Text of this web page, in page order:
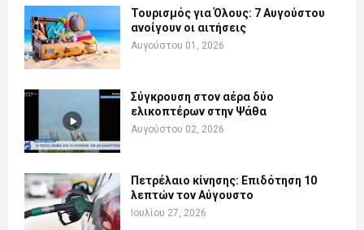
Τουρισμός για Όλους: 7 Αυγούστου
ανοίγουν οι αιτήσεις
Αυγούστου 01, 2026
Σύγκρουση στον αέρα δύο
ελικοπτέρων στην Ψάθα
Αυγούστου 02, 2026
Πετρέλαιο κίνησης: Επιδότηση 10
λεπτών τον Αύγουστο
Ιουλίου 27, 2026